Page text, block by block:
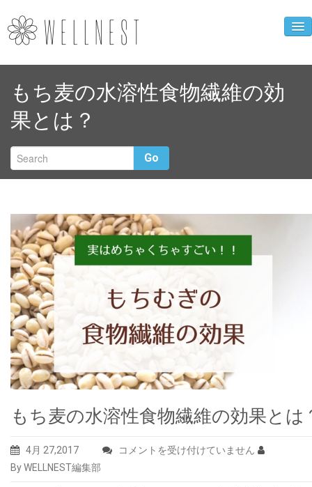
企業ニュース
人財育成事業
WELLNEST診断
お母さんの心得
クローバーカフェ
もち麦の水溶性食物繊維の効
果とは？
Go
もち麦の水溶性食物繊維の効果とは
4月 27,2017
も
コメントを受け付けていません
By WELLNEST編集部